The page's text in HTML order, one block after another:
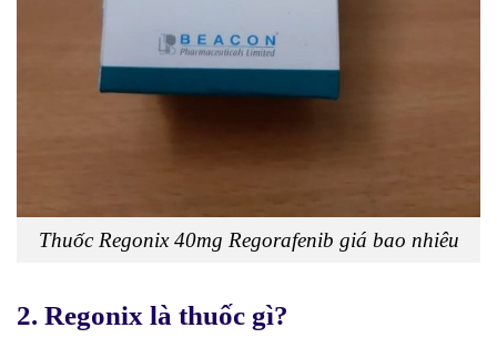
Thuốc Regonix 40mg Regorafenib giá bao nhiêu
2. Regonix là thuốc gì?